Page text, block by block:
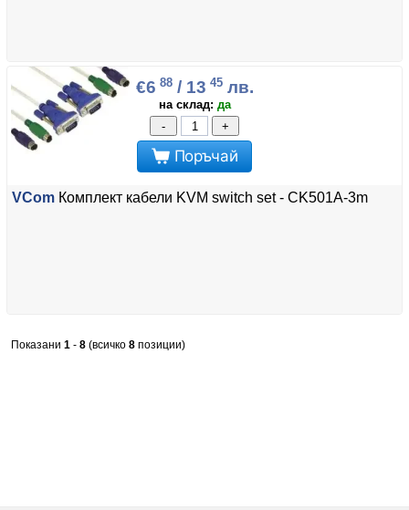
€6 88/ 13 45лв.
на склад: да
-
+
Поръчай
VCom Комплект кабели KVM switch set - CK501A-3m
Показани 1 - 8 (всичко 8 позиции)